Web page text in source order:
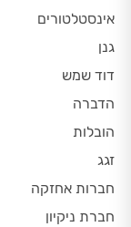
אינסטלטורים
גנן
דוד שמש
הדברה
הובלות
זגג
חברות אחזקה
חברת ניקיון